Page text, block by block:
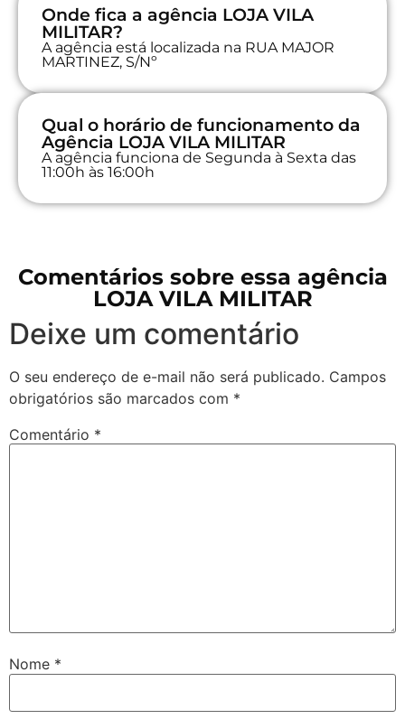
Onde fica a agência LOJA VILA
MILITAR?
A agência está localizada na RUA MAJOR
MARTINEZ, S/Nº
Qual o horário de funcionamento da
Agência LOJA VILA MILITAR
A agência funciona de Segunda à Sexta das
11:00h às 16:00h
Comentários sobre essa agência
LOJA VILA MILITAR
Deixe um comentário
O seu endereço de e-mail não será publicado. Campos
obrigatórios são marcados com *
Comentário *
Nome *